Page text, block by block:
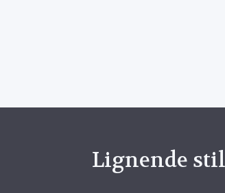
Lignende